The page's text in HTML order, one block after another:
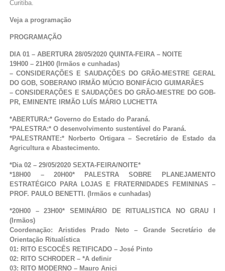
Curitiba.
Veja a programação
PROGRAMAÇÃO
DIA 01 – ABERTURA 28/05/2020 QUINTA-FEIRA – NOITE
19H00 – 21H00 (Irmãos e cunhadas)
– CONSIDERAÇÕES E SAUDAÇÕES DO GRÃO-MESTRE GERAL
DO GOB, SOBERANO IRMÃO MÚCIO BONIFÁCIO GUIMARÃES
– CONSIDERAÇÕES E SAUDAÇÕES DO GRÃO-MESTRE DO GOB-
PR, EMINENTE IRMÃO LUÍS MÁRIO LUCHETTA
*ABERTURA:* Governo do Estado do Paraná.
*PALESTRA:* O desenvolvimento sustentável do Paraná.
*PALESTRANTE:* Norberto Ortigara – Secretário de Estado da
Agricultura e Abastecimento.
*Dia 02 – 29/05/2020 SEXTA-FEIRA/NOITE*
*18H00 – 20H00* PALESTRA SOBRE PLANEJAMENTO
ESTRATÉGICO PARA LOJAS E FRATERNIDADES FEMININAS –
PROF. PAULO BENETTI. (Irmãos e cunhadas)
*20H00 – 23H00* SEMINÁRIO DE RITUALISTICA NO GRAU I
(Irmãos)
Coordenação: Aristides Prado Neto – Grande Secretário de
Orientação Ritualística
01: RITO ESCOCÊS RETIFICADO – José Pinto
02: RITO SCHRODER – *A definir
03: RITO MODERNO – Mauro Anici